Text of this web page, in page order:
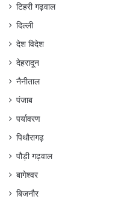
टिहरी गढ़वाल
दिल्ली
देश विदेश
देहरादून
नैनीताल
पंजाब
पर्यावरण
पिथौरागढ़
पौड़ी गढ़वाल
बागेश्वर
बिजनौर